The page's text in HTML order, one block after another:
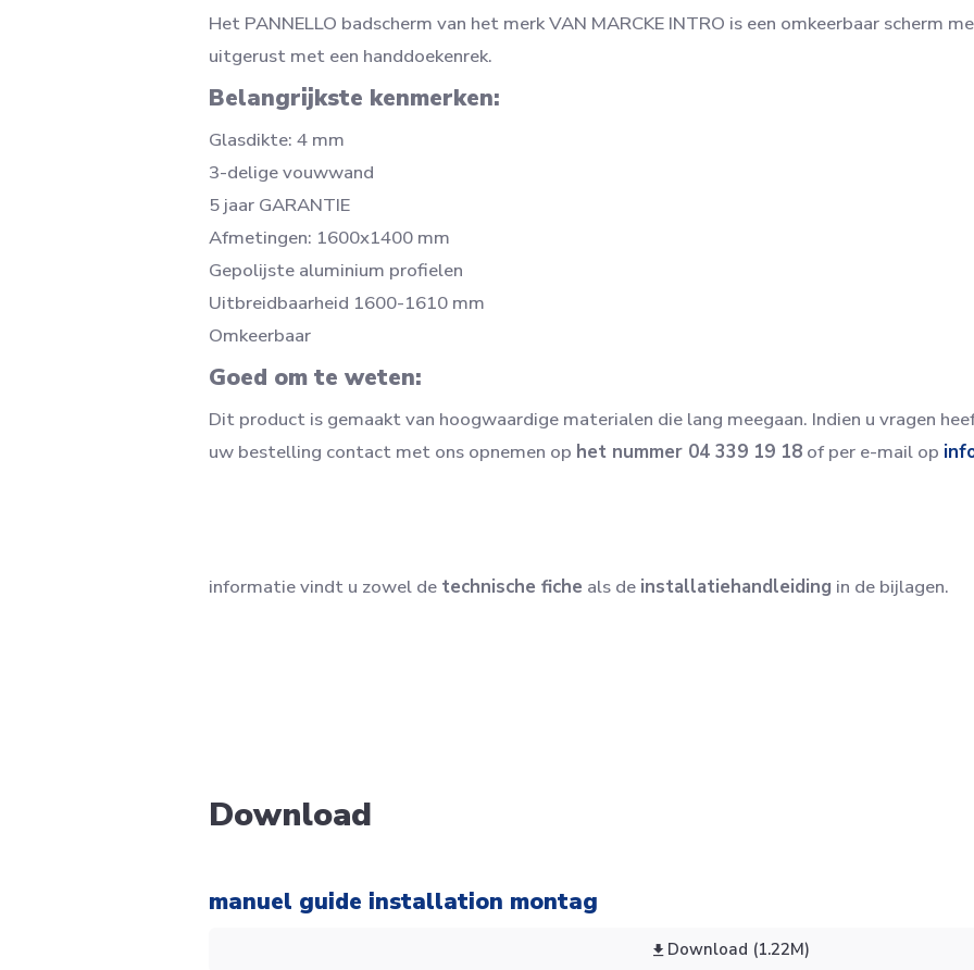
Het PANNELLO badscherm van het merk VAN MARCKE INTRO is een omkeerbaar scherm
uitgerust met een handdoekenrek.
Belangrijkste kenmerken:
Glasdikte: 4 mm
3-delige vouwwand
5 jaar GARANTIE
Afmetingen: 1600x1400 mm
Gepolijste aluminium profielen
Uitbreidbaarheid 1600-1610 mm
Omkeerbaar
Goed om te weten:
Dit product is gemaakt van hoogwaardige materialen die lang meegaan. Indien u vragen
uw bestelling contact met ons opnemen op het nummer 04 339 19 18 of per e-mail op
informatie vindt u zowel de technische fiche als de installatiehandleiding in de bijlagen.
Download
manuel guide installation montag
Download (1.22M)